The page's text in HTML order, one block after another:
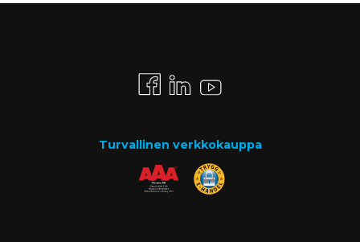
Turvallinen verkkokauppa